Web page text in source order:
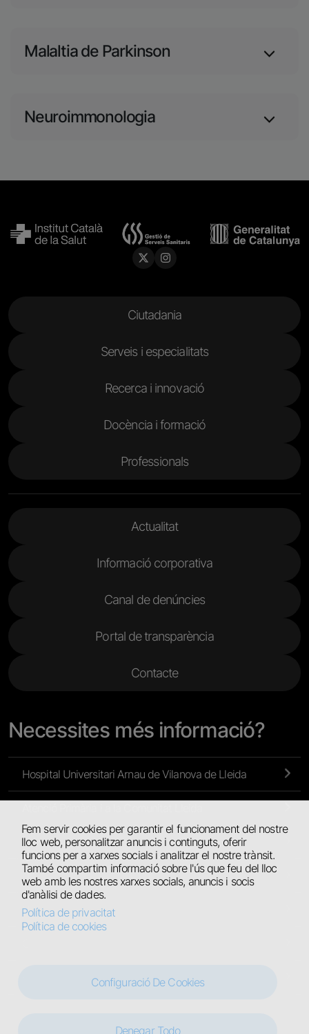
Fem servir cookies per garantir el funcionament del nostre
lloc web, personalitzar anuncis i continguts, oferir
funcions per a xarxes socials i analitzar el nostre trànsit.
També compartim informació sobre l'ús que feu del lloc
web amb les nostres xarxes socials, anuncis i socis
d'anàlisi de dades.
Política de privacitat
Política de cookies
Configuració De Cookies
Denegar Todo
Malaltia de Parkinson
Neuroimmonologia
Ciutadania
Serveis i especialitats
Recerca i innovació
Docència i formació
Professionals
Actualitat
Informació corporativa
Canal de denúncies
Portal de transparència
Contacte
Necessites més informació?
Hospital Universitari Arnau de Vilanova de Lleida
Atenció Primària de l’Alt Pirineu i Aran
Hospital Universitari de Santa Maria
Hospital Comarcal del Pallars
Hospital Jaume Nadal Meroles